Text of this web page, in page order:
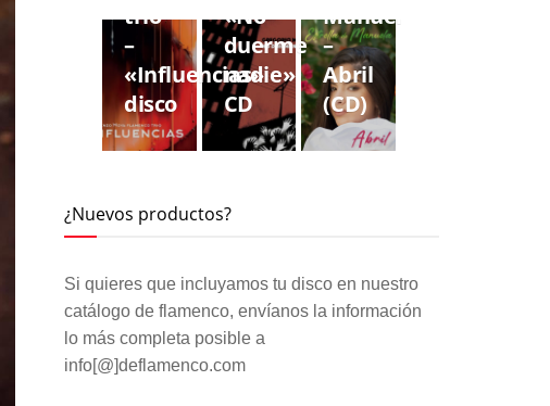
trío
–
«Influencias»
disco
«No
duerme
nadie»
CD
Manuela
–
Abril
(CD)
¿Nuevos productos?
Si quieres que incluyamos tu disco en nuestro
catálogo de flamenco, envíanos la información
lo más completa posible a
info[@]deflamenco.com